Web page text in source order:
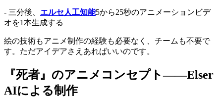
- 三分後、 エルセ人工知能5から25秒のアニメーションビデ
オを1本生成する
絵の技術もアニメ制作の経験も必要なく、チームも不要で
す。ただアイデアさえあればいいのです。
『死者』のアニメコンセプト――Elser
AIによる制作